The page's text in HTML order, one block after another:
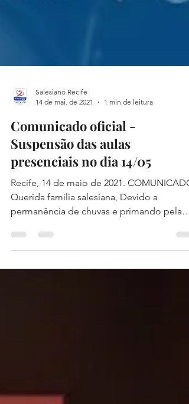
14 de mai. de 2021
1 min de leitura
Comunicado oficial -
Suspensão das aulas
presenciais no dia 14/05
Recife, 14 de maio de 2021. COMUNICADO
Querida família salesiana, Devido a
permanência de chuvas e primando pela